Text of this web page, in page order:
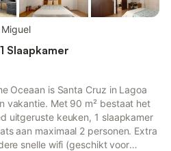
Slaapkamer
Oceaan is Santa Cruz in Lagoa
vakantie. Met 90 m² bestaat het
uitgeruste keuken, 1 slaapkamer
aan maximaal 2 personen. Extra
snelle wifi (geschikt voor